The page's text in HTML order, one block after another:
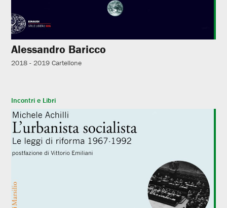
Alessandro Baricco
2018 - 2019 Cartellone
Incontri e Libri